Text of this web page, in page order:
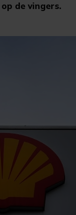
de vingers.